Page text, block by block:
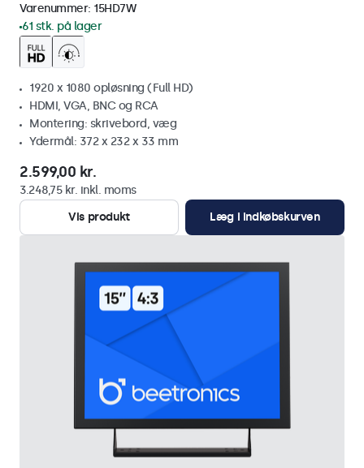
Varenummer: 15HD7W
61 stk. på lager
1920 x 1080 opløsning (Full HD)
HDMI, VGA, BNC og RCA
Montering: skrivebord, væg
Ydermål: 372 x 232 x 33 mm
2.599,00 kr.
3.248,75 kr. inkl. moms
Vis produkt
Læg i indkøbskurven